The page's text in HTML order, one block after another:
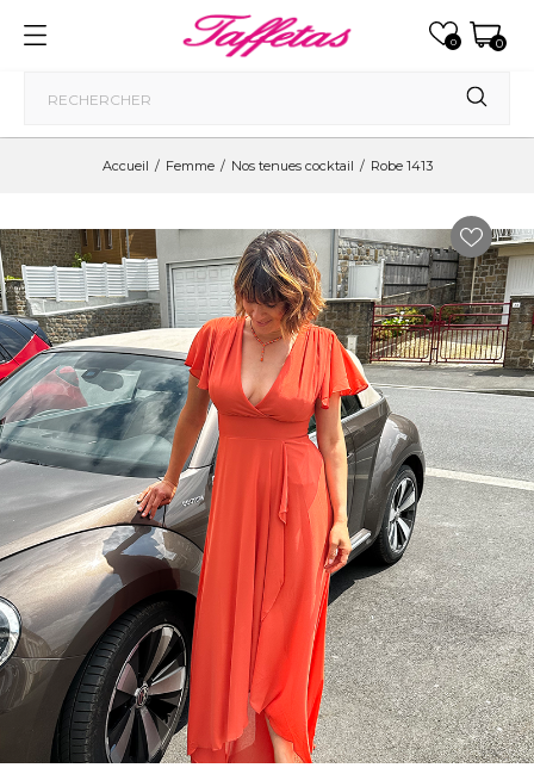
0
0
Accueil Femme Nos tenues cocktail Robe 1413